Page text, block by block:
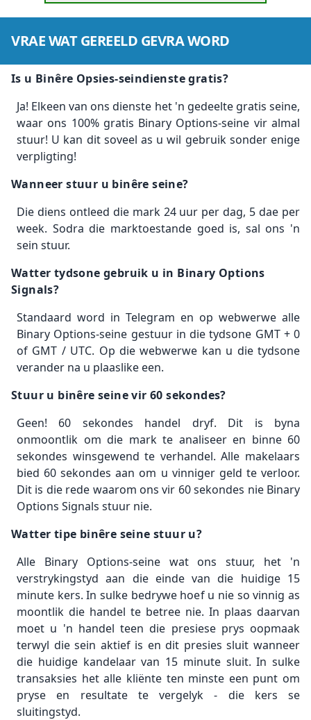
VRAE WAT GEREELD GEVRA WORD
Is u Binêre Opsies-seindienste gratis?
Ja! Elkeen van ons dienste het 'n gedeelte gratis seine,
waar ons 100% gratis Binary Options-seine vir almal
stuur! U kan dit soveel as u wil gebruik sonder enige
verpligting!
Wanneer stuur u binêre seine?
Die diens ontleed die mark 24 uur per dag, 5 dae per
week. Sodra die marktoestande goed is, sal ons 'n
sein stuur.
Watter tydsone gebruik u in Binary Options
Signals?
Standaard word in Telegram en op webwerwe alle
Binary Options-seine gestuur in die tydsone GMT + 0
of GMT / UTC. Op die webwerwe kan u die tydsone
verander na u plaaslike een.
Stuur u binêre seine vir 60 sekondes?
Geen! 60 sekondes handel dryf. Dit is byna
onmoontlik om die mark te analiseer en binne 60
sekondes winsgewend te verhandel. Alle makelaars
bied 60 sekondes aan om u vinniger geld te verloor.
Dit is die rede waarom ons vir 60 sekondes nie Binary
Options Signals stuur nie.
Watter tipe binêre seine stuur u?
Alle Binary Options-seine wat ons stuur, het 'n
verstrykingstyd aan die einde van die huidige 15
minute kers. In sulke bedrywe hoef u nie so vinnig as
moontlik die handel te betree nie. In plaas daarvan
moet u 'n handel teen die presiese prys oopmaak
terwyl die sein aktief is en dit presies sluit wanneer
die huidige kandelaar van 15 minute sluit. In sulke
transaksies het alle kliënte ten minste een punt om
pryse en resultate te vergelyk - die kers se
sluitingstyd.